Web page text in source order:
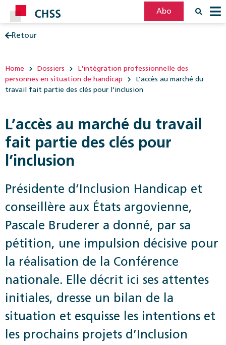
Abo
Retour
Home Dossiers
L'intégration professionnelle des
personnes en situation de handicap
L’accès au marché du
travail fait partie des clés pour l’inclusion
L’accès au marché du travail
fait partie des clés pour
l’inclusion
Présidente d’Inclusion Handicap et
conseillère aux États argovienne,
Pascale Bruderer a ­donné, par sa
pétition, une impulsion décisive pour
la réalisation de la Conférence
nationale. Elle décrit ici ses attentes
initiales, dresse un bilan de la
situation et esquisse les intentions et
les prochains projets d’Inclusion